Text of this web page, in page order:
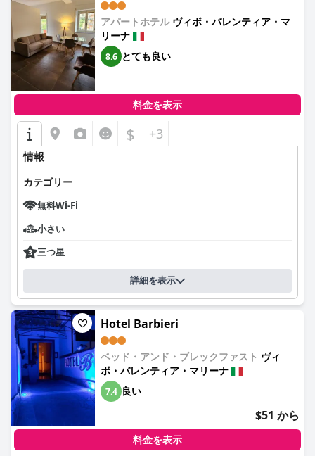
アパートホテル ヴィボ・バレンティア・マ
リーナ
8.6 とても良い
料金を表示
$ +3
情報
カテゴリー
無料Wi-Fi
小さい
三つ星
詳細を表示
Hotel Barbieri
ベッド・アンド・ブレックファスト ヴィ
ボ・バレンティア・マリーナ
7.4 良い
$51 から
料金を表示